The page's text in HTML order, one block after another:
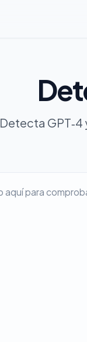
Detecta